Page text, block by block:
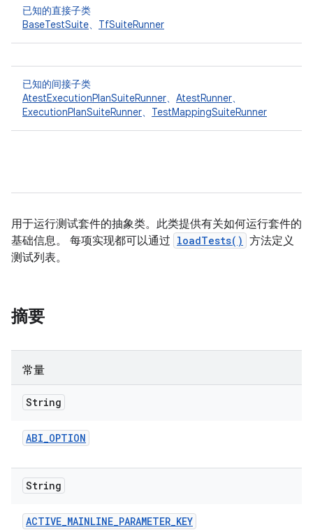
已知的直接子类
BaseTestSuite、 TfSuiteRunner
已知的间接子类
AtestExecutionPlanSuiteRunner、 AtestRunner、
ExecutionPlanSuiteRunner、 TestMappingSuiteRunner
用于运行测试套件的抽象类。此类提供有关如何运行套件的
基础信息。 每项实现都可以通过 loadTests() 方法定义
测试列表。
摘要
常量
String
ABI_OPTION
String
ACTIVE_MAINLINE_PARAMETER_KEY